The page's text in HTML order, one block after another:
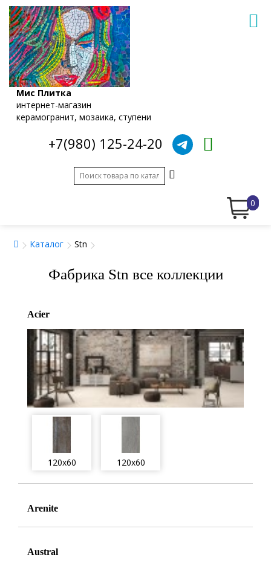
Мис Плитка
интернет-магазин
керамогранит, мозаика, ступени
+7(980) 125-24-20
0
Каталог Stn
Фабрика Stn все коллекции
Acier
120x60 120x60
Arenite
Austral